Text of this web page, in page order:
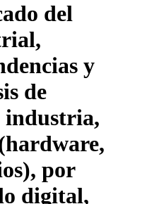
del
y
de
industria,
por
digital,